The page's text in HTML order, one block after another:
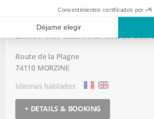
EKOSPORT-RENT ALPINE SPORTS
Route de la Plagne
74110 MORZINE
Idiomas hablados
+ DETAILS & BOOKING